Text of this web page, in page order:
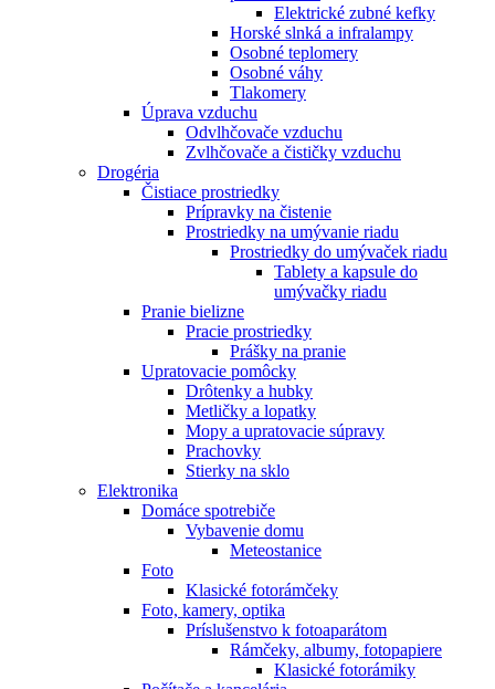
Elektrické zubné kefky
Horské slnká a infralampy
Osobné teplomery
Osobné váhy
Tlakomery
Úprava vzduchu
Odvlhčovače vzduchu
Zvlhčovače a čističky vzduchu
Drogéria
Čistiace prostriedky
Prípravky na čistenie
Prostriedky na umývanie riadu
Prostriedky do umývaček riadu
Tablety a kapsule do
umývačky riadu
Pranie bielizne
Pracie prostriedky
Prášky na pranie
Upratovacie pomôcky
Drôtenky a hubky
Metličky a lopatky
Mopy a upratovacie súpravy
Prachovky
Stierky na sklo
Elektronika
Domáce spotrebiče
Vybavenie domu
Meteostanice
Foto
Klasické fotorámčeky
Foto, kamery, optika
Príslušenstvo k fotoaparátom
Rámčeky, albumy, fotopapiere
Klasické fotorámiky